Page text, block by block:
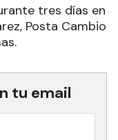
tres días en
Posta Cambio
tu email